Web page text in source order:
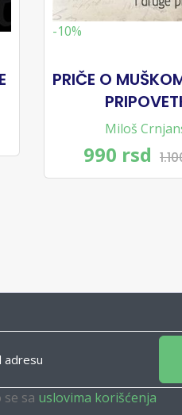
-10%
PRIČE O
Miloš
990 rsd
sa uslovima korišćenja